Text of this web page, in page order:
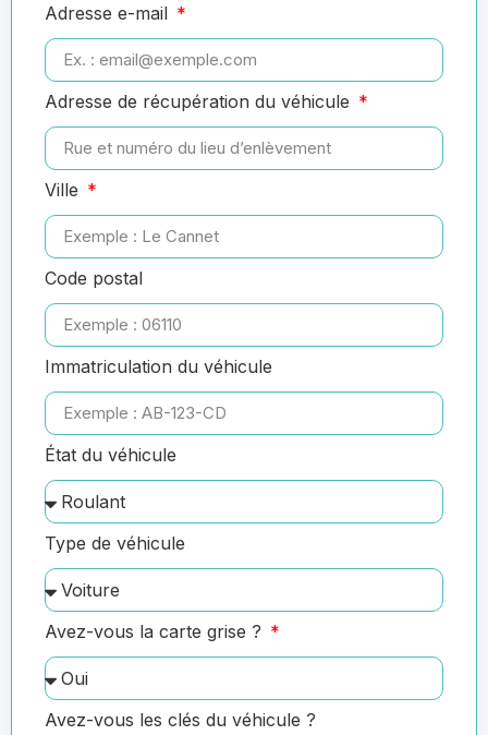
Adresse e-mail
Adresse de récupération du véhicule
Ville
Code postal
Immatriculation du véhicule
État du véhicule
Type de véhicule
Avez-vous la carte grise ?
Avez-vous les clés du véhicule ?